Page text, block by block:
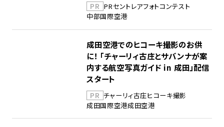
PR PRセントレアフォトコンテスト
中部国際空港
成田空港でのヒコーキ撮影のお供
に！ 「チャーリィ古庄とサバンナが案
内する航空写真ガイド in 成田」配信
スタート
PR チャーリィ古庄ヒコーキ撮影
成田国際空港成田空港